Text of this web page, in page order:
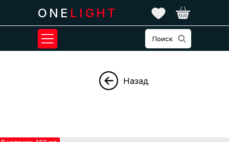
Поиск
ONE LIGHT
Назад